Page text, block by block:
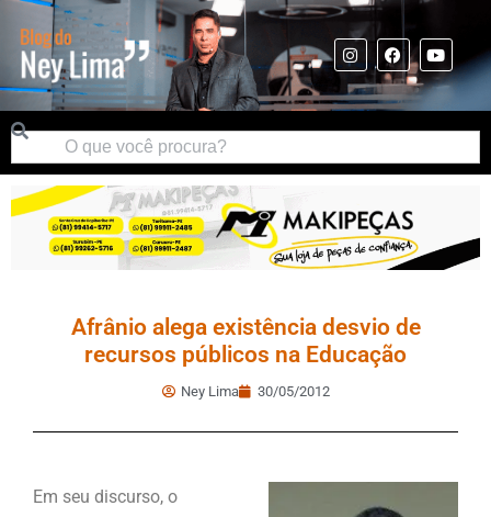
Afrânio alega existência desvio de
recursos públicos na Educação
Ney Lima 30/05/2012
Em seu discurso, o